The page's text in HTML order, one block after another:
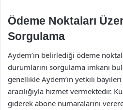
Ödeme Noktaları
Sorgulama
Aydem’in belirlediği ödeme
durumlarını sorgulama imkanı
genellikle Aydem’in yetkili
aracılığıyla hizmet vermektedir.
giderek abone numaralarını